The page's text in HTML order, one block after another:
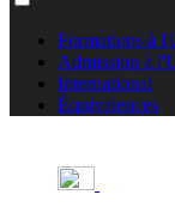
Formations à
Admission à
International
Équivalences